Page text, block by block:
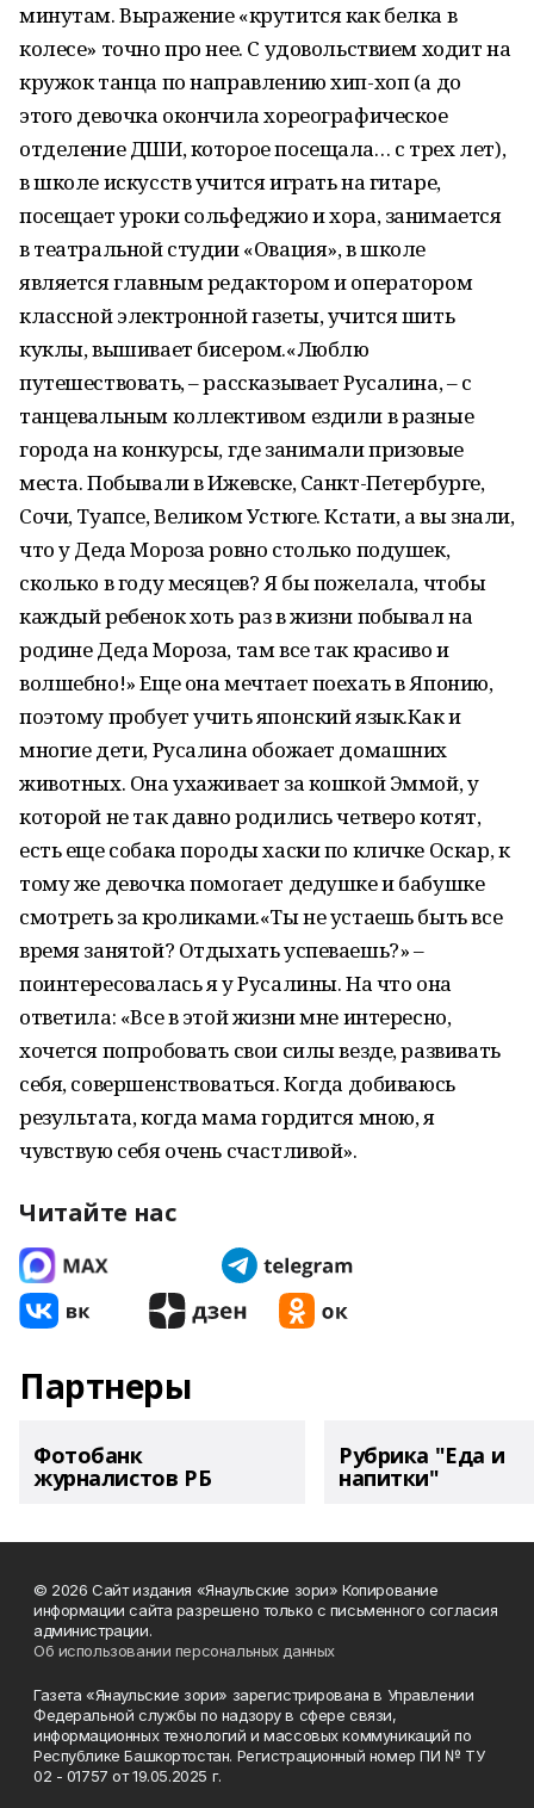
минутам. Выражение «крутится как белка в
колесе» точно про нее. С удовольствием ходит на
кружок танца по направлению хип-хоп (а до
этого девочка окончила хореографическое
отделение ДШИ, которое посещала… с трех лет),
в школе искусств учится играть на гитаре,
посещает уроки сольфеджио и хора, занимается
в театральной студии «Овация», в школе
является главным редактором и оператором
классной электронной газеты, учится шить
куклы, вышивает бисером.«Люблю
путешествовать, – рассказывает Русалина, – с
танцевальным коллективом ездили в разные
города на конкурсы, где занимали призовые
места. Побывали в Ижевске, Санкт-Петербурге,
Сочи, Туапсе, Великом Устюге. Кстати, а вы знали,
что у Деда Мороза ровно столько подушек,
сколько в году месяцев? Я бы пожелала, чтобы
каждый ребенок хоть раз в жизни побывал на
родине Деда Мороза, там все так красиво и
волшебно!» Еще она мечтает поехать в Японию,
поэтому пробует учить японский язык.Как и
многие дети, Русалина обожает домашних
животных. Она ухаживает за кошкой Эммой, у
которой не так давно родились четверо котят,
есть еще собака породы хаски по кличке Оскар, к
тому же девочка помогает дедушке и бабушке
смотреть за кроликами.«Ты не устаешь быть все
время занятой? Отдыхать успеваешь?» –
поинтересовалась я у Русалины. На что она
ответила: «Все в этой жизни мне интересно,
хочется попробовать свои силы везде, развивать
себя, совершенствоваться. Когда добиваюсь
результата, когда мама гордится мною, я
чувствую себя очень счастливой».
Читайте нас
Партнеры
Фотобанк
журналистов РБ
Рубрика "Еда и
напитки"
© 2026 Сайт издания «Янаульские зори» Копирование
информации сайта разрешено только с письменного согласия
администрации.
Об использовании персональных данных
Газета «Янаульские зори» зарегистрирована в Управлении
Федеральной службы по надзору в сфере связи,
информационных технологий и массовых коммуникаций по
Республике Башкортостан. Регистрационный номер ПИ № ТУ
02 - 01757 от 19.05.2025 г.